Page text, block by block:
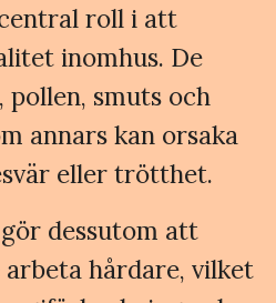
roll i att
inomhus. De
pollen, smuts och
annars kan orsaka
eller trötthet.
dessutom att
hårdare, vilket